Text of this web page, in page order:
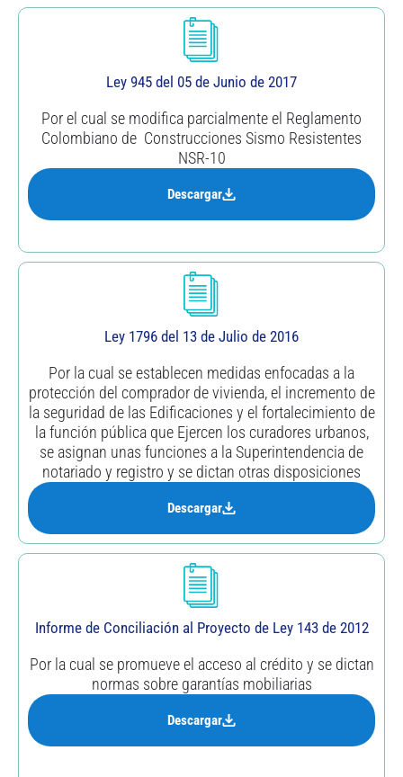
Ley 945 del 05 de Junio de 2017
Por el cual se modifica parcialmente el Reglamento
Colombiano de Construcciones Sismo Resistentes
NSR-10
Descargar
Ley 1796 del 13 de Julio de 2016
Por la cual se establecen medidas enfocadas a la
protección del comprador de vivienda, el incremento de
la seguridad de las Edificaciones y el fortalecimiento de
la función pública que Ejercen los curadores urbanos,
se asignan unas funciones a la Superintendencia de
notariado y registro y se dictan otras disposiciones
Descargar
Informe de Conciliación al Proyecto de Ley 143 de 2012
Por la cual se promueve el acceso al crédito y se dictan
normas sobre garantías mobiliarias
Descargar